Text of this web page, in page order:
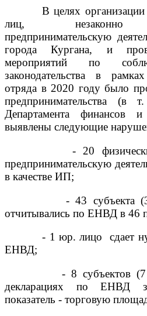
В целях
лиц, незаконно
предпринимательскую
города Кургана, и
мероприятий по
законодательства в
отряда в 2020 году было
предпринимательства (в
Департамента финансов
выявлены следующие
- 20
предпринимательскую
в качестве ИП;
- 43 субъекта (38
отчитывались по ЕНВД в 46
- 1 юр. лицо сдает
ЕНВД;
- 8 субъектов (7
декларациях по ЕНВД
показатель - торговую